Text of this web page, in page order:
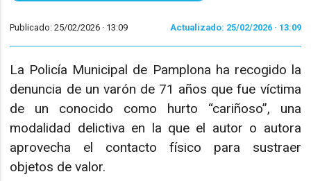
Publicado: 25/02/2026 · 13:09 Actualizado: 25/02/2026 · 13:09
La Policía Municipal de Pamplona ha recogido la
denuncia de un varón de 71 años que fue víctima
de un conocido como hurto “cariñoso”, una
modalidad delictiva en la que el autor o autora
aprovecha el contacto físico para sustraer
objetos de valor.